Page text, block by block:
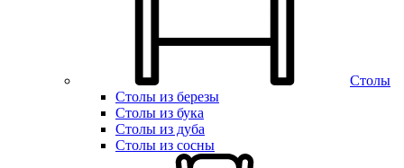
Столы
Столы из березы
Столы из бука
Столы из дуба
Столы из сосны